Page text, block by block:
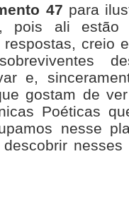
47 para
pois ali estão
creio
e,
gostam de
Poéticas
nesse
descobrir